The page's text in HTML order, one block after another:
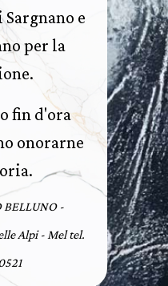
e
per la
fin d'ora
onorarne
BELLUNO -
Alpi - Mel tel.